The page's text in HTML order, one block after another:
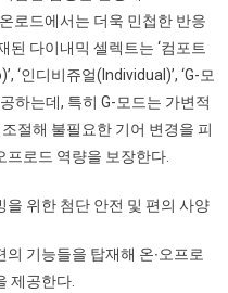
로드에서는 더욱 민첩한 반응
된 다이내믹 셀렉트는 ‘컴포트
‘인디비쥬얼(Individual)’, ‘G-모
하는데, 특히 G-모드는 가변적
절해 불필요한 기어 변경을 피
로드 역량을 보장한다.
을 위한 첨단 안전 및 편의 사양
기능들을 탑재해 온∙오프로
제공한다.